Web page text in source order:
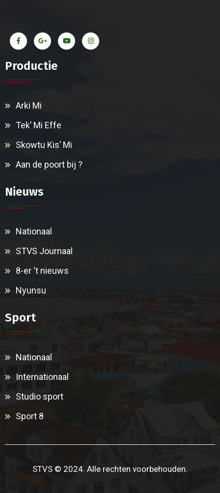
Productie
Arki Mi
Tek’ Mi Effe
Skowtu Kis’ Mi
Aan de poort bij ?
Nieuws
Nationaal
STVS Journaal
8-er ‘t nieuws
Nyunsu
Sport
Nationaal
Internationaal
Studio sport
Sport 8
STVS © 2024. Alle rechten voorbehouden.